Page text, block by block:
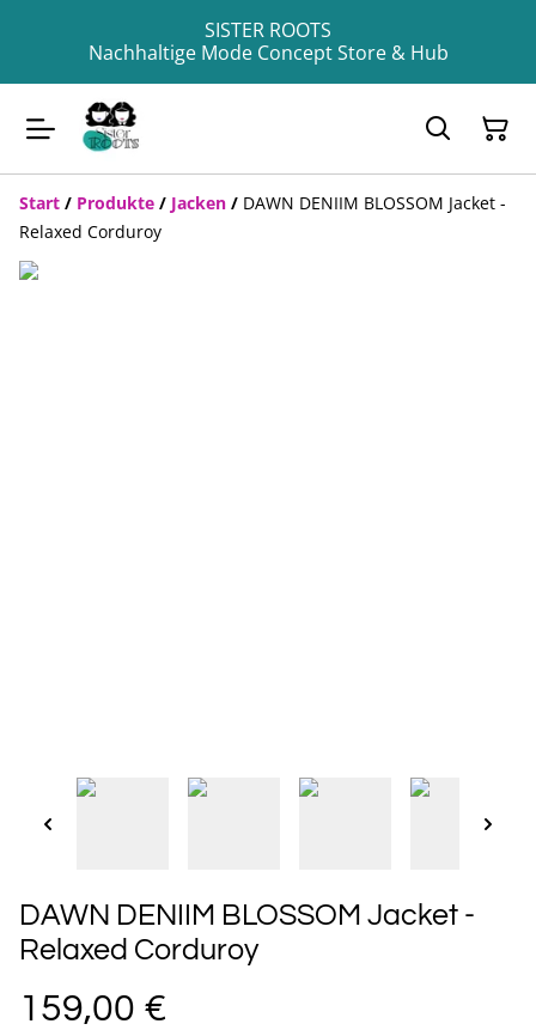
SISTER ROOTS
Nachhaltige Mode Concept Store & Hub
Start / Produkte / Jacken / DAWN DENIIM BLOSSOM Jacket -
Relaxed Corduroy
DAWN DENIIM BLOSSOM Jacket -
Relaxed Corduroy
159,00 €